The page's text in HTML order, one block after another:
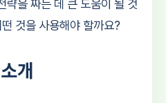
략을 짜는 데 큰 도움이 될 것
것을 사용해야 할까요?
개